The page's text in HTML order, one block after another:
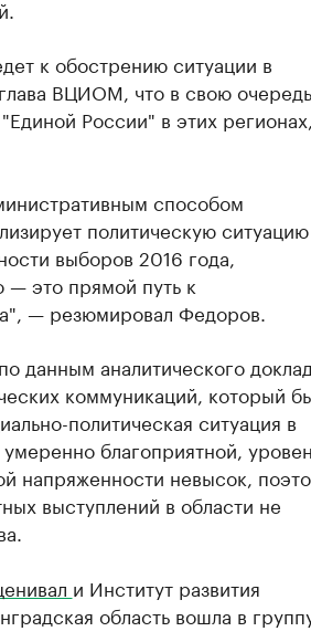
к обострению ситуации в
ВЦИОМ, что в свою очередь
России" в этих регионах,
способом
политическую
выборов 2016 года,
— это прямой путь к
— резюмировал Федоров.
данным аналитического
коммуникаций, который
политическая ситуация в
благоприятной,
напряженности невысок,
выступлений в области не
и Институт развития
область вошла в